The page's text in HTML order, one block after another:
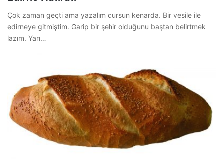
Çok zaman geçti ama yazalım dursun kenarda. Bir vesile ile
edirneye gitmiştim. Garip bir şehir olduğunu baştan belirtmek
lazım. Yarı…